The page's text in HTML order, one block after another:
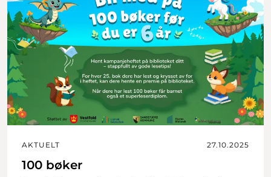
AKTUELT 27.10.2025
100 bøker